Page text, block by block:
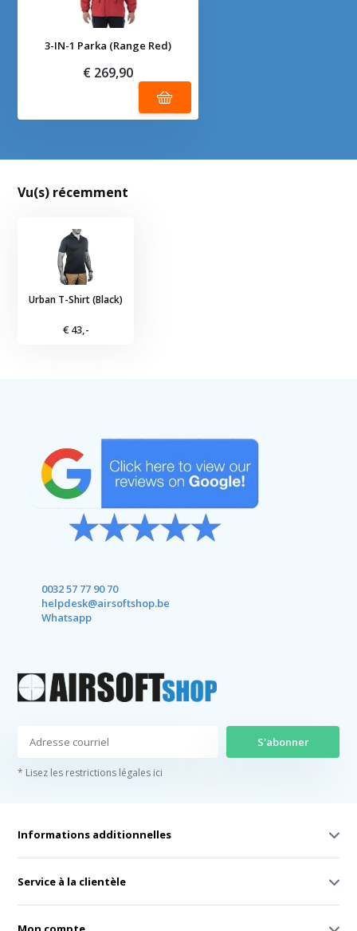
3-IN-1 Parka (Range Red)
€ 269,90
Vu(s) récemment
Urban T-Shirt (Black)
€ 43,-
0032 57 77 90 70
helpdesk@airsoftshop.be
Whatsapp
S'abonner
* Lisez les restrictions légales ici
Informations additionnelles
Service à la clientèle